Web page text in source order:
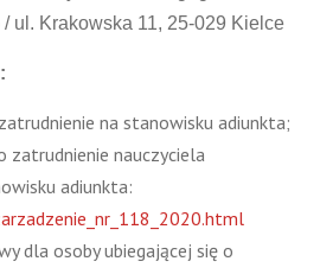
ul. Krakowska 11, 25-029 Kielce
na stanowisku adiunkta;
zatrudnienie nauczyciela
adiunkta:
dla osoby ubiegającej się o